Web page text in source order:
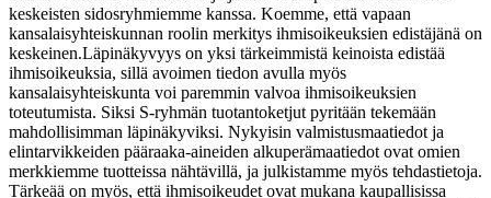
keskeisten sidosryhmiemme kanssa. Koemme, että vapaan
kansalaisyhteiskunnan roolin merkitys ihmisoikeuksien edistäjänä on
keskeinen.Läpinäkyvyys on yksi tärkeimmistä keinoista edistää
ihmisoikeuksia, sillä avoimen tiedon avulla myös
kansalaisyhteiskunta voi paremmin valvoa ihmisoikeuksien
toteutumista. Siksi S-ryhmän tuotantoketjut pyritään tekemään
mahdollisimman läpinäkyviksi. Nykyisin valmistusmaatiedot ja
elintarvikkeiden pääraaka-aineiden alkuperämaatiedot ovat omien
merkkiemme tuotteissa nähtävillä, ja julkistamme myös tehdastietoja.
Tärkeää on myös, että ihmisoikeudet ovat mukana kaupallisissa